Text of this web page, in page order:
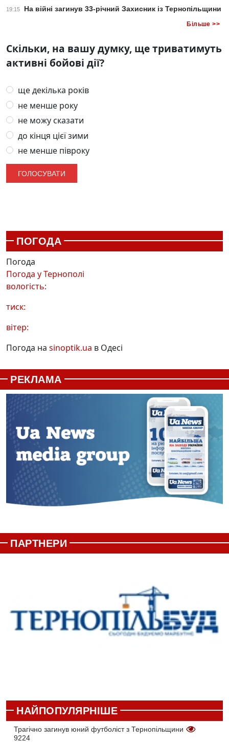
19:15 На війні загинув 33-річний Захисник із Тернопільщини
Більше >>
Скільки, на вашу думку, ще триватимуть
активні бойові дії?
ще декілька років
не менше року
не можу сказати
до кінця цієї зими
не менше півроку
ПОГОДА
Погода
Погода уТернополі
вологість:
тиск:
вітер:
Погода на sinoptik.ua в Одесі
РЕКЛАМА
ПАРТНЕРИ
НАЙПОПУЛЯРНІШЕ
Трагічно загинув юний футболіст з Тернопільщини
9224